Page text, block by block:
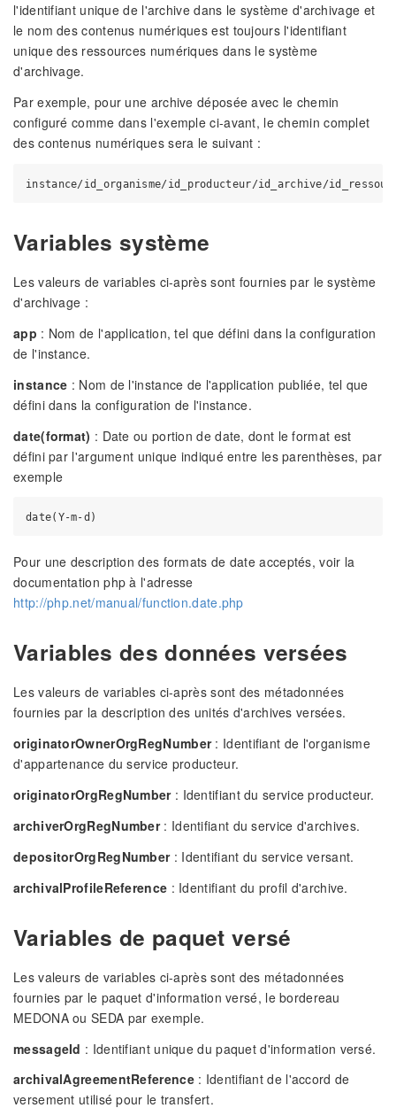
l'identifiant unique de l'archive dans le système d'archivage et
le nom des contenus numériques est toujours l'identifiant
unique des ressources numériques dans le système
d'archivage.
Par exemple, pour une archive déposée avec le chemin
configuré comme dans l'exemple ci-avant, le chemin complet
des contenus numériques sera le suivant :
Variables système
Les valeurs de variables ci-après sont fournies par le système
d'archivage :
app : Nom de l'application, tel que défini dans la configuration
de l'instance.
instance : Nom de l'instance de l'application publiée, tel que
défini dans la configuration de l'instance.
date(format) : Date ou portion de date, dont le format est
défini par l'argument unique indiqué entre les parenthèses, par
exemple
Pour une description des formats de date acceptés, voir la
documentation php à l'adresse
http://php.net/manual/function.date.php
Variables des données versées
Les valeurs de variables ci-après sont des métadonnées
fournies par la description des unités d'archives versées.
originatorOwnerOrgRegNumber: Identifiant de l'organisme
d'appartenance du service producteur.
originatorOrgRegNumber: Identifiant du service producteur.
archiverOrgRegNumber: Identifiant du service d'archives.
depositorOrgRegNumber: Identifiant du service versant.
archivalProfileReference : Identifiant du profil d'archive.
Variables de paquet versé
Les valeurs de variables ci-après sont des métadonnées
fournies par le paquet d'information versé, le bordereau
MEDONA ou SEDA par exemple.
messageId : Identifiant unique du paquet d'information versé.
archivalAgreementReference: Identifiant de l'accord de
versement utilisé pour le transfert.